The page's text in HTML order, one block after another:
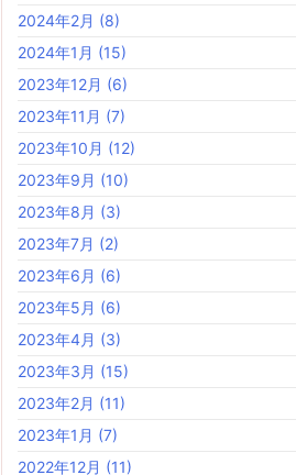
2024年2月 (8)
2024年1月 (15)
2023年12月 (6)
2023年11月 (7)
2023年10月 (12)
2023年9月 (10)
2023年8月 (3)
2023年7月 (2)
2023年6月 (6)
2023年5月 (6)
2023年4月 (3)
2023年3月 (15)
2023年2月 (11)
2023年1月 (7)
2022年12月 (11)